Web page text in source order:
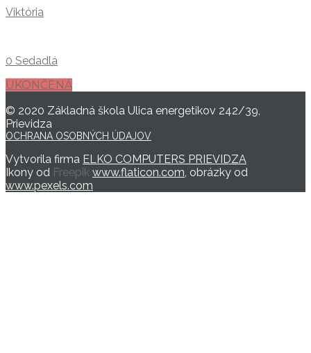
Viktória
0 Sedadlá
UKONČENÁ
© 2020 Základná škola Ulica energetikov 242/39,
Prievidza
OCHRANA OSOBNÝCH ÚDAJOV
Vytvorila firma ELKO COMPUTERS PRIEVIDZA
Ikony od Freepik www.flaticon.com , obrázky od
www.pexels.com